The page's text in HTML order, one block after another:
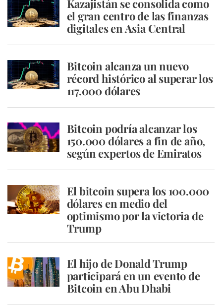
Kazajistán se consolida como
el gran centro de las finanzas
digitales en Asia Central
Bitcoin alcanza un nuevo
récord histórico al superar los
117.000 dólares
Bitcoin podría alcanzar los
150.000 dólares a fin de año,
según expertos de Emiratos
El bitcoin supera los 100.000
dólares en medio del
optimismo por la victoria de
Trump
El hijo de Donald Trump
participará en un evento de
Bitcoin en Abu Dhabi